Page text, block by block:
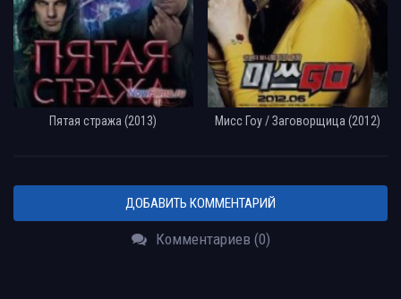
Пятая стража (2013) Мисс Гоу / Заговорщица (2012)
ДОБАВИТЬ КОММЕНТАРИЙ
Комментариев (0)